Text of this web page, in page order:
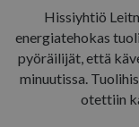
Hissiyhtiö
energiatehokas
pyöräilijät, että
minuutissa.
otettiin